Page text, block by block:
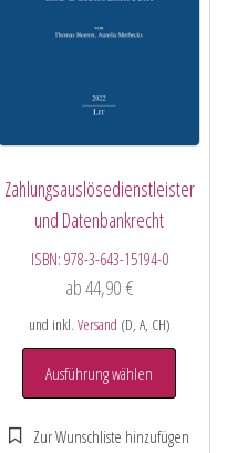
Zahlungsauslösedienstleister
und Datenbankrecht
ISBN: 978-3-643-15194-0
ab44,90 €
und inkl. Versand (D, A, CH)
Ausführung wählen